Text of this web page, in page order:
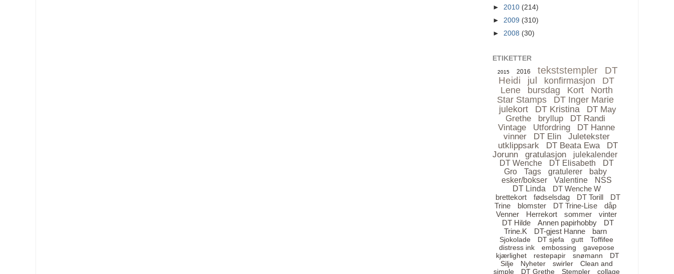
► 2010 (214)
► 2009 (310)
► 2008 (30)
ETIKETTER
2015 2016 tekststempler
DT
Heidi
jul konfirmasjon
DT
Lene
bursdag Kort
North
Star Stamps
DT Inger Marie
julekort
DT Kristina
DT May
Grethe
bryllup
DT Randi
Vintage
Utfordring
DT Hanne
vinner
DT Elin
Juletekster
utklippsark
DT Beata Ewa
DT
Jorunn
gratulasjon
julekalender
DT Wenche
DT Elisabeth
DT
Gro
Tags gratulerer
baby
esker/bokser
Valentine
NSS
DT Linda
DT Wenche W
brettekort
fødselsdag DT Torill
DT
Trine
blomster DT Trine-Lise
dåp
Venner
Herrekort sommer
vinter
DT Hilde
Annen papirhobby
DT
Trine.K
DT-gjest Hanne barn
Sjokolade DT sjefa gutt
Toffifee
distress ink
embossing
gavepose
kjærlighet
restepapir snømann
DT
Silje
Nyheter swirler
Clean and
simple
DT Grethe Stempler collage